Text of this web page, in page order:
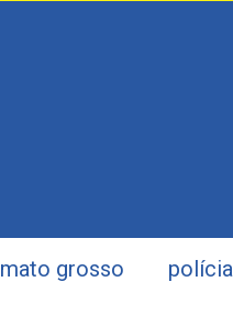
mato grosso polícia